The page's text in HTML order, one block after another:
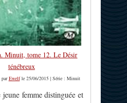
Minuit, tome 12. Le Désir
ténébreux
parEwelfle 25/06/2015 | Série : Minuit
jeune femme distinguée et